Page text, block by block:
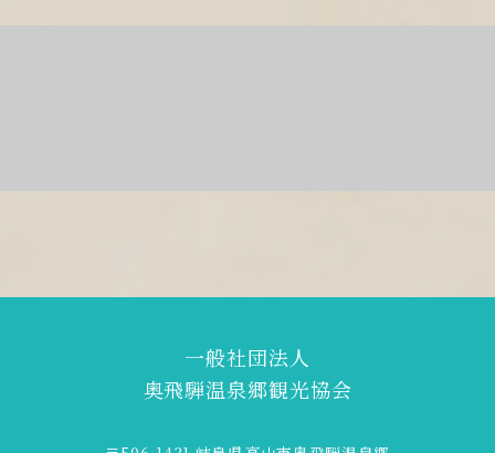
一般社団法人
奥飛騨温泉郷観光協会